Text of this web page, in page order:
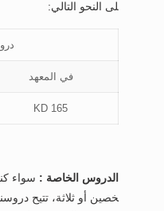
لى النحو التالي:
في المعهد
165 KD
الدروس الخاصة : سواء
خصين أو ثلاثة، تتيح